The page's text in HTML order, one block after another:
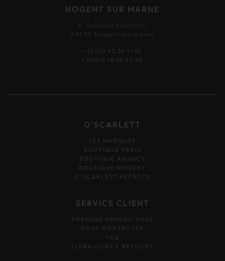
NOGENT SUR MARNE
4, Boulevard Gallieni
94130 Nogent-sur-marne
+33(0)1 43 24 11 92
+33(0)6 18 08 52 48
O'SCARLETT
LES MARQUES
BOUTIQUE PARIS
BOUTIQUE ANNECY
BOUTIQUE NOGENT
O’SCARLETT RECRUTE
SERVICE CLIENT
PRENDRE RENDEZ-VOUS
NOUS CONTACTER
FAQ
LIVRAISONS & RETOURS